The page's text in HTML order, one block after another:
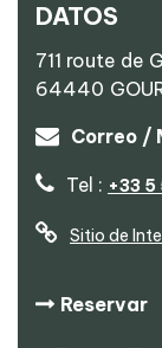
DATOS
711 route de
64440
Correo /
Tel : +33
Sitio de
Reservar